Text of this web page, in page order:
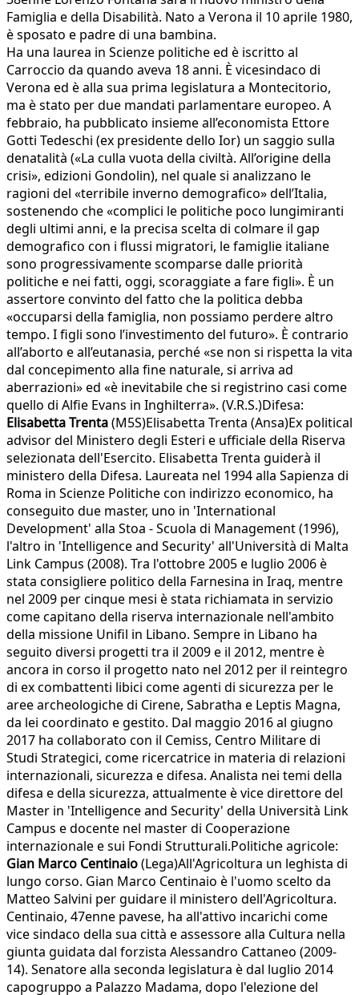
Famiglia e della Disabilità. Nato a Verona il 10 aprile 1980,
è sposato e padre di una bambina.
Ha una laurea in Scienze politiche ed è iscritto al
Carroccio da quando aveva 18 anni. È vicesindaco di
Verona ed è alla sua prima legislatura a Montecitorio,
ma è stato per due mandati parlamentare europeo. A
febbraio, ha pubblicato insieme all’economista Ettore
Gotti Tedeschi (ex presidente dello Ior) un saggio sulla
denatalità («La culla vuota della civiltà. All’origine della
crisi», edizioni Gondolin), nel quale si analizzano le
ragioni del «terribile inverno demografico» dell’Italia,
sostenendo che «complici le politiche poco lungimiranti
degli ultimi anni, e la precisa scelta di colmare il gap
demografico con i flussi migratori, le famiglie italiane
sono progressivamente scomparse dalle priorità
politiche e nei fatti, oggi, scoraggiate a fare figli». È un
assertore convinto del fatto che la politica debba
«occuparsi della famiglia, non possiamo perdere altro
tempo. I figli sono l’investimento del futuro». È contrario
all’aborto e all’eutanasia, perché «se non si rispetta la vita
dal concepimento alla fine naturale, si arriva ad
aberrazioni» ed «è inevitabile che si registrino casi come
quello di Alfie Evans in Inghilterra». (V.R.S.)Difesa:
Elisabetta Trenta(M5S)Elisabetta Trenta (Ansa)Ex political
advisor del Ministero degli Esteri e ufficiale della Riserva
selezionata dell'Esercito. Elisabetta Trenta guiderà il
ministero della Difesa. Laureata nel 1994 alla Sapienza di
Roma in Scienze Politiche con indirizzo economico, ha
conseguito due master, uno in 'International
Development' alla Stoa - Scuola di Management (1996),
l'altro in 'Intelligence and Security' all'Università di Malta
Link Campus (2008). Tra l'ottobre 2005 e luglio 2006 è
stata consigliere politico della Farnesina in Iraq, mentre
nel 2009 per cinque mesi è stata richiamata in servizio
come capitano della riserva internazionale nell'ambito
della missione Unifil in Libano. Sempre in Libano ha
seguito diversi progetti tra il 2009 e il 2012, mentre è
ancora in corso il progetto nato nel 2012 per il reintegro
di ex combattenti libici come agenti di sicurezza per le
aree archeologiche di Cirene, Sabratha e Leptis Magna,
da lei coordinato e gestito. Dal maggio 2016 al giugno
2017 ha collaborato con il Cemiss, Centro Militare di
Studi Strategici, come ricercatrice in materia di relazioni
internazionali, sicurezza e difesa. Analista nei temi della
difesa e della sicurezza, attualmente è vice direttore del
Master in 'Intelligence and Security' della Università Link
Campus e docente nel master di Cooperazione
internazionale e sui Fondi Strutturali.Politiche agricole:
Gian Marco Centinaio(Lega)All'Agricoltura un leghista di
lungo corso. Gian Marco Centinaio è l'uomo scelto da
Matteo Salvini per guidare il ministero dell'Agricoltura.
Centinaio, 47enne pavese, ha all'attivo incarichi come
vice sindaco della sua città e assessore alla Cultura nella
giunta guidata dal forzista Alessandro Cattaneo (2009-
14). Senatore alla seconda legislatura è dal luglio 2014
capogruppo a Palazzo Madama, dopo l'elezione del